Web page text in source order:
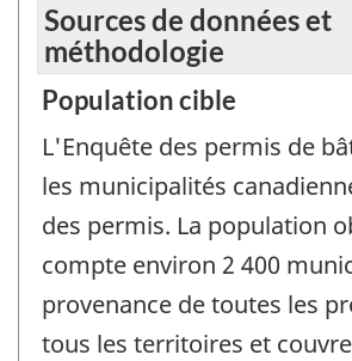
Sources de données et
méthodologie
Population cible
L'Enquête des permis de
les municipalités
des permis. La population
compte environ 2 400
provenance de toutes les
tous les territoires et